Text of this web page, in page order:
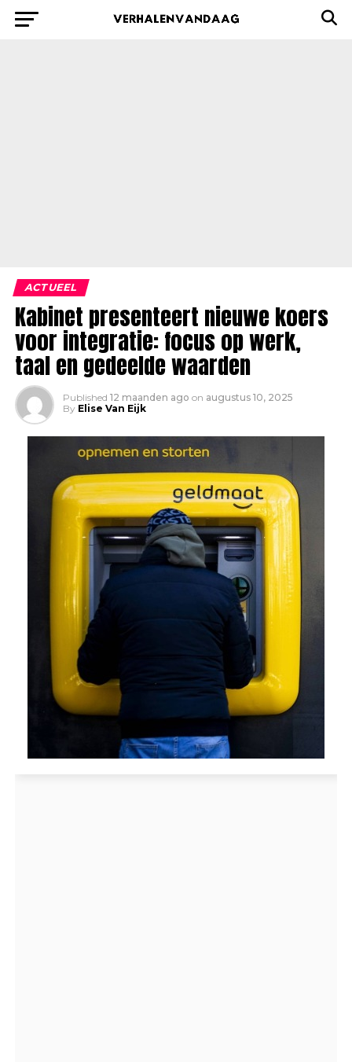
ACTUEEL
Kabinet presenteert nieuwe koers
voor integratie: focus op werk,
taal en gedeelde waarden
Published 12 maanden ago on augustus 10, 2025
By Elise Van Eijk